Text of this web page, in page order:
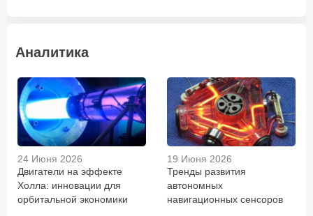
Аналитика
24 Июня 2026
Двигатели на эффекте
Холла: инновации для
орбитальной экономики
19 Июня 2026
Тренды развития
автономных
навигационных сенсоров